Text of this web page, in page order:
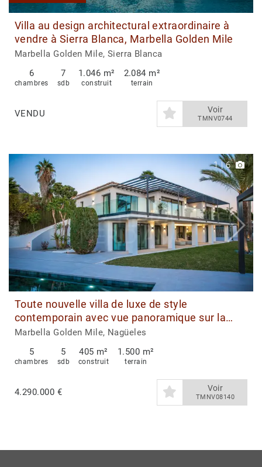
Villa au design architectural extraordinaire à
vendre à Sierra Blanca, Marbella Golden Mile
Marbella Golden Mile, Sierra Blanca
6
chambres
7
sdb
1.046 m²
construit
2.084 m²
terrain
VENDU Voir
TMNV0744
1|6
Toute nouvelle villa de luxe de style
contemporain avec vue panoramique sur la
mer à vendre à Nagüeles, Marbella.
Marbella Golden Mile, Nagüeles
5
chambres
5
sdb
405 m²
construit
1.500 m²
terrain
4.290.000 € Voir
TMNV08140